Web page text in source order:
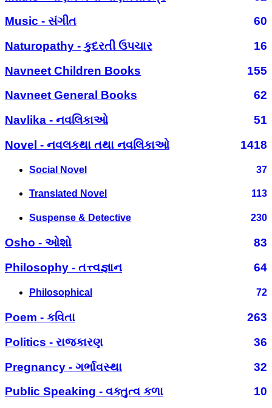
Music - સંગીત
60
Naturopathy - કુદરતી ઉપચાર
16
Navneet Children Books
155
Navneet General Books
62
Navlika - નવલિકાઓ
51
Novel - નવલકથા તથા નવલિકાઓ
1418
Social Novel 37
Translated Novel 113
Suspense & Detective 230
Osho - ઓશો
83
Philosophy - તત્ત્વજ્ઞાન
64
Philosophical 72
Poem - કવિતા
263
Politics - રાજકારણ
36
Pregnancy - ગર્ભાવસ્થા
32
Public Speaking - વક્તુત્વ કળા
10